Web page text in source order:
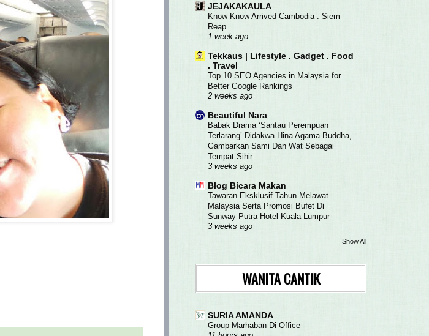
JEJAKAKAULA
Know Know Arrived Cambodia : Siem
Reap
1 week ago
Tekkaus | Lifestyle . Gadget . Food
. Travel
Top 10 SEO Agencies in Malaysia for
Better Google Rankings
2 weeks ago
Beautiful Nara
Babak Drama ‘Santau Perempuan
Terlarang’ Didakwa Hina Agama Buddha,
Gambarkan Sami Dan Wat Sebagai
Tempat Sihir
3 weeks ago
Blog Bicara Makan
Tawaran Eksklusif Tahun Melawat
Malaysia Serta Promosi Bufet Di
Sunway Putra Hotel Kuala Lumpur
3 weeks ago
Show All
WANITA CANTIK
SURIA AMANDA
Group Marhaban Di Office